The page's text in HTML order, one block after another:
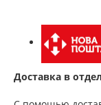
Доставка в